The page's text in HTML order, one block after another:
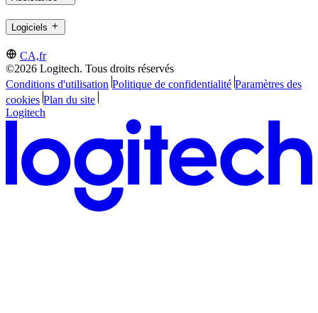
Logiciels
CA,fr
©2026 Logitech. Tous droits réservés
Conditions d'utilisation Politique de confidentialité Paramètres des
cookies Plan du site
Logitech